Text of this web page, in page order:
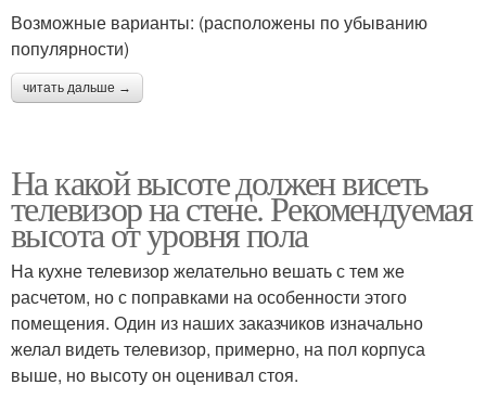
Возможные варианты: (расположены по убыванию
популярности)
читать дальше →
На какой высоте должен висеть
телевизор на стене. Рекомендуемая
высота от уровня пола
На кухне телевизор желательно вешать с тем же
расчетом, но с поправками на особенности этого
помещения. Один из наших заказчиков изначально
желал видеть телевизор, примерно, на пол корпуса
выше, но высоту он оценивал стоя.